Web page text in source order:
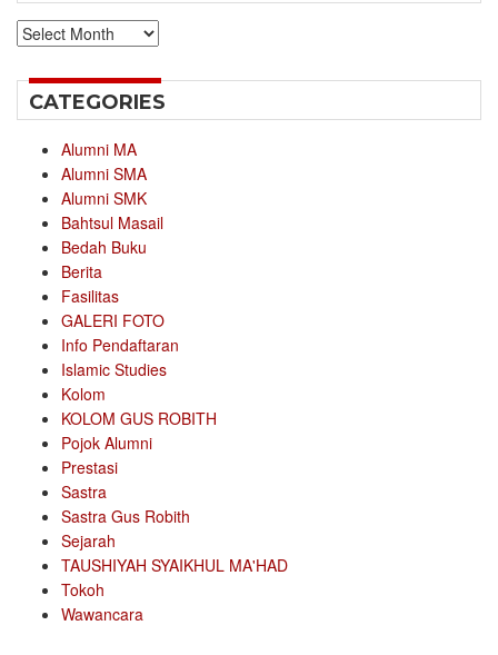
Archives
CATEGORIES
Alumni MA
Alumni SMA
Alumni SMK
Bahtsul Masail
Bedah Buku
Berita
Fasilitas
GALERI FOTO
Info Pendaftaran
Islamic Studies
Kolom
KOLOM GUS ROBITH
Pojok Alumni
Prestasi
Sastra
Sastra Gus Robith
Sejarah
TAUSHIYAH SYAIKHUL MA'HAD
Tokoh
Wawancara